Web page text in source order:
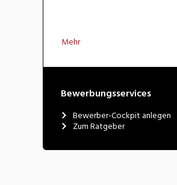
Mehr
Bewerbungsservices
Bewerber-Cockpit anlegen
Zum Ratgeber